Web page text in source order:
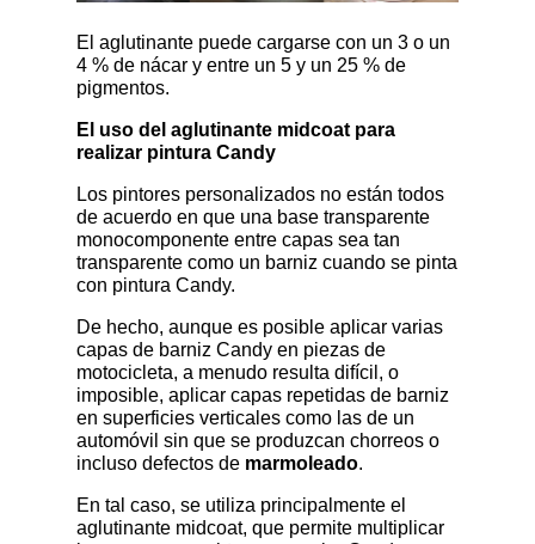
El aglutinante puede cargarse con un 3 o un
4 % de nácar y entre un 5 y un 25 % de
pigmentos.
El uso del aglutinante midcoat para
realizar pintura Candy
Los pintores personalizados no están todos
de acuerdo en que una base transparente
monocomponente entre capas sea tan
transparente como un barniz cuando se pinta
con pintura Candy.
De hecho, aunque es posible aplicar varias
capas de barniz Candy en piezas de
motocicleta, a menudo resulta difícil, o
imposible, aplicar capas repetidas de barniz
en superficies verticales como las de un
automóvil sin que se produzcan chorreos o
incluso defectos de marmoleado.
En tal caso, se utiliza principalmente el
aglutinante midcoat, que permite multiplicar